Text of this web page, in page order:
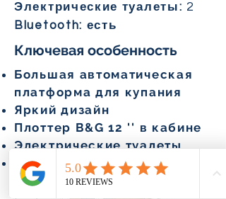
Электрические туалеты: 2
Bluetooth: есть
Ключевая особенность
Большая автоматическая
платформа для купания
Яркий дизайн
Плоттер B&G 12 '' в кабине
Электрические туалеты
Грот с полной обрешеткой